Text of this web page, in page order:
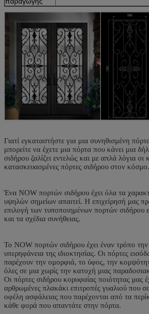
Γιατί εγκαταστήστε για μια συνηθισμένη
μπορείτε να έχετε μια πόρτα που κάνει μια
σιδήρου ζαλίζει εντελώς και με απλά λόγια οι
κατασκευασμένες πόρτες σιδήρου στον κόσμο.
Ένα NOW πορτών σιδήρου έχει όλα τα
υψηλών σημείων απαιτεί. Η επιχείρησή μας
επιλογή των τυποποιημένων πορτών σιδήρου
και τα σχέδια συνήθειας.
Το NOW πορτών σιδήρου έχει έναν τρόπο
υπερηφάνεια της ιδιοκτησίας. Οι πόρτες
παρέχουν την ομορφιά, το ύφος, την
όλες σε μια χωρίς την κατοχή μιας
Οι πόρτες σιδήρου κορυφαίας ποιότητας μας
αρθρωμένες πλακάκι επιτροπές γυαλιού που
οφέλη ασφάλειας που παρέχονται από τα
κάθε φορά που απαντάτε στην πόρτα.